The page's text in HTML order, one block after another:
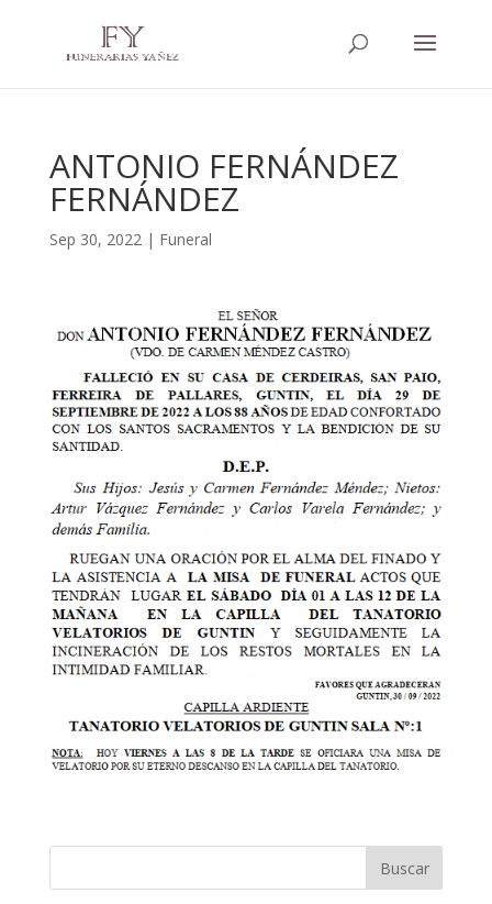
ANTONIO FERNÁNDEZ
FERNÁNDEZ
Sep 30, 2022| Funeral